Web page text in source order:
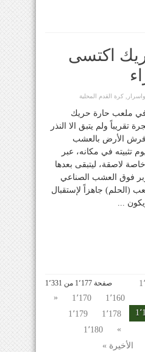
اكتسى
كرة القدم المحلية
في ملعب حارة حريك
ولم يتبق الا النذر
فرش الأرض بالعشب
تثبيته في مكانه، عبر
لاصقة، ليتبقى بعدها
فوق العشب الصناعي
(الحلم) جاهزاً لإستقبال
...
صفحة 1٬177 من 1٬331
1٬160
1٬170
«
1٬178
1٬179
»
1٬180
الأخيرة »